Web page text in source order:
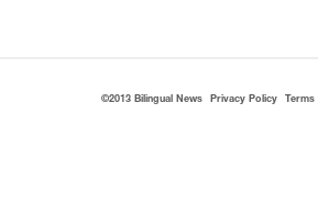
©2013 Bilingual News Privacy Policy Terms